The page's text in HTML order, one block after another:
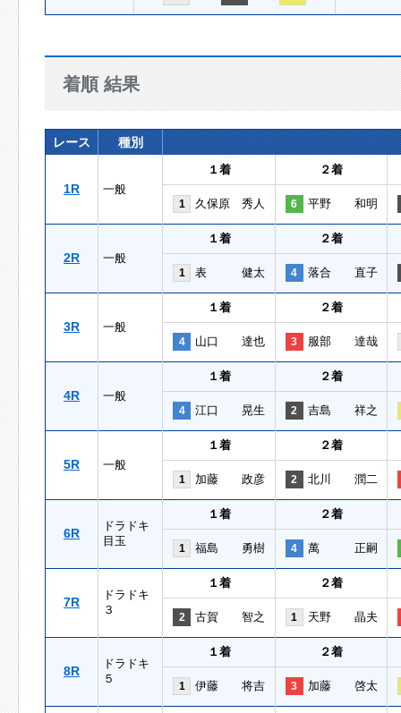
着順 結果
レース 種別
1R 一般
１着 ２着
1 久保原 秀人 6 平野 和明
2R 一般
１着 ２着
1 表 健太 4 落合 直子
3R 一般
１着 ２着
4 山口 達也 3 服部 達哉
4R 一般
１着 ２着
4 江口 晃生 2 吉島 祥之
5R 一般
１着 ２着
1 加藤 政彦 2 北川 潤二
6R
ドラドキ
目玉
１着 ２着
1 福島 勇樹 4 萬 正嗣
7R
ドラドキ
３
１着 ２着
2 古賀 智之 1 天野 晶夫
8R
ドラドキ
５
１着 ２着
1 伊藤 将吉 3 加藤 啓太